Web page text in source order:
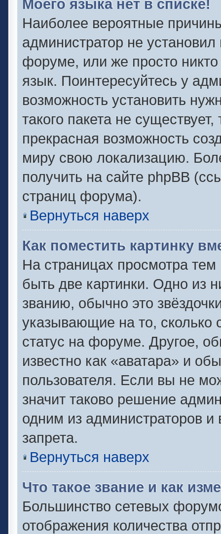
Моего языка нет в списке!
Наиболее вероятные
администратор не
форуме, или же просто
язык. Поинтересуйтесь у
возможность установить
такого пакета не
прекрасная возможность
миру свою локализацию.
получить на сайте phpBB
страниц форума).
Вернуться наверх
Как поместить картинку
На страницах просмотра
быть две картинки. Одно из
званию, обычно это
указывающие на то,
статус на форуме. Другое,
известно как «аватара» и
пользователя. Если вы не
значит таково решение
одним из администраторов и
запрета.
Вернуться наверх
Что такое звание и как
Большинство сетевых
отображения количества